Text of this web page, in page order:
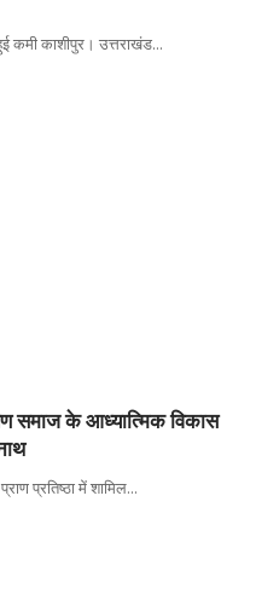
कमी काशीपुर। उत्तराखंड…
समाज के आध्यात्मिक विकास
प्रतिष्ठा में शामिल…